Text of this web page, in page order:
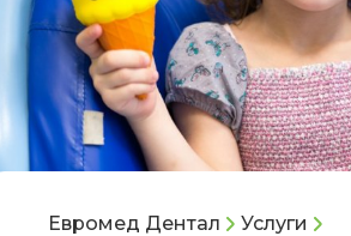
Евромед Дентал
Услуги